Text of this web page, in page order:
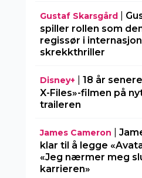
Gustaf Skarsgård|
spiller rollen som
regissør i
skrekkthriller
Disney+
18 år
X-Files»-filmen på
traileren
James Cameron
klar til å legge
«Jeg nærmer meg
karrieren»